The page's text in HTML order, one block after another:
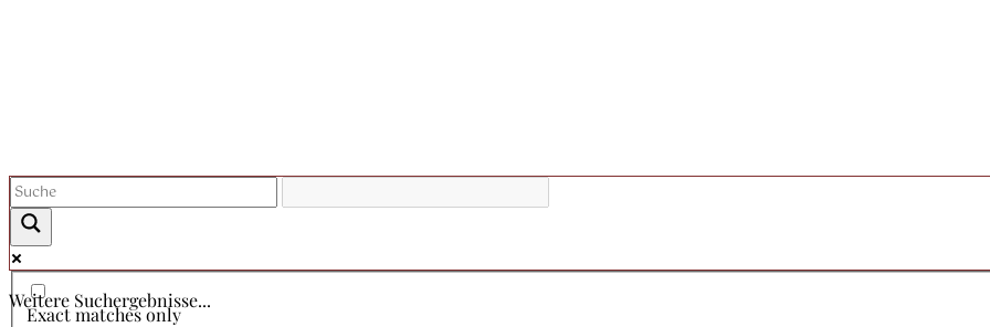
Weitere Suchergebnisse...
Exact matches only